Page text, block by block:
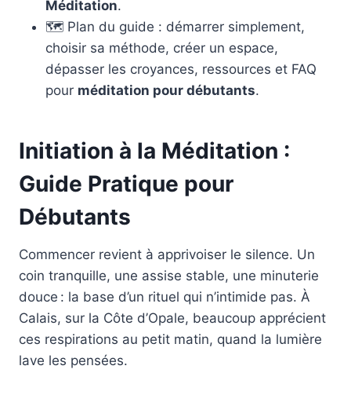
Méditation.
🗺️ Plan du guide : démarrer simplement,
choisir sa méthode, créer un espace,
dépasser les croyances, ressources et FAQ
pour méditation pour débutants.
Initiation à la Méditation :
Guide Pratique pour
Débutants
Commencer revient à apprivoiser le silence. Un
coin tranquille, une assise stable, une minuterie
douce : la base d’un rituel qui n’intimide pas. À
Calais, sur la Côte d’Opale, beaucoup apprécient
ces respirations au petit matin, quand la lumière
lave les pensées.